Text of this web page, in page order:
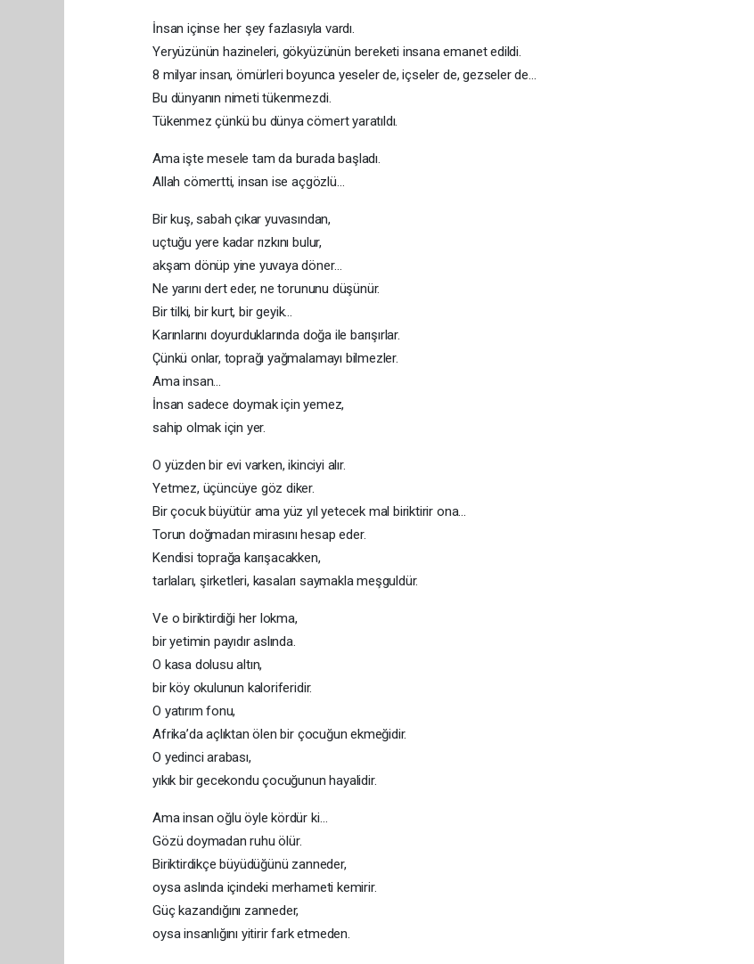
İnsan içinse her şey fazlasıyla vardı.
Yeryüzünün hazineleri, gökyüzünün bereketi insana emanet edildi.
8 milyar insan, ömürleri boyunca yeseler de, içseler de, gezseler de…
Bu dünyanın nimeti tükenmezdi.
Tükenmez çünkü bu dünya cömert yaratıldı.
Ama işte mesele tam da burada başladı.
Allah cömertti, insan ise açgözlü…
Bir kuş, sabah çıkar yuvasından,
uçtuğu yere kadar rızkını bulur,
akşam dönüp yine yuvaya döner…
Ne yarını dert eder, ne torununu düşünür.
Bir tilki, bir kurt, bir geyik…
Karınlarını doyurduklarında doğa ile barışırlar.
Çünkü onlar, toprağı yağmalamayı bilmezler.
Ama insan…
İnsan sadece doymak için yemez,
sahip olmak için yer.
O yüzden bir evi varken, ikinciyi alır.
Yetmez, üçüncüye göz diker.
Bir çocuk büyütür ama yüz yıl yetecek mal biriktirir ona…
Torun doğmadan mirasını hesap eder.
Kendisi toprağa karışacakken,
tarlaları, şirketleri, kasaları saymakla meşguldür.
Ve o biriktirdiği her lokma,
bir yetimin payıdır aslında.
O kasa dolusu altın,
bir köy okulunun kaloriferidir.
O yatırım fonu,
Afrika’da açlıktan ölen bir çocuğun ekmeğidir.
O yedinci arabası,
yıkık bir gecekondu çocuğunun hayalidir.
Ama insan oğlu öyle kördür ki…
Gözü doymadan ruhu ölür.
Biriktirdikçe büyüdüğünü zanneder,
oysa aslında içindeki merhameti kemirir.
Güç kazandığını zanneder,
oysa insanlığını yitirir fark etmeden.